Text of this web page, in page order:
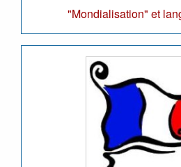
"Mondialisation" et